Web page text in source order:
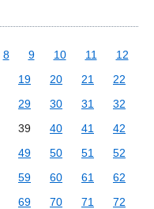
8 9 10 11
12
19 20 21
22
29 30 31
32
39 40 41
42
49 50 51
52
59 60 61
62
69 70 71
72